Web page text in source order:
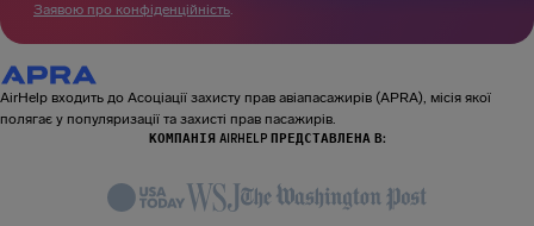
Заявою про конфіденційність.
AirHelp входить до Асоціації захисту прав авіапасажирів (APRA), місія якої
полягає у популяризації та захисті прав пасажирів.
КОМПАНІЯ AIRHELP ПРЕДСТАВЛЕНА В: